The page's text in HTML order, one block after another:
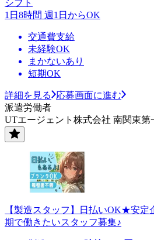
シフト
1日8時間 週1日からOK
交通費支給
未経験OK
まかないあり
短期OK
詳細を見る
応募画面に進む
派遣労働者
UTエージェント株式会社 南関東第
【製造スタッフ】日払いOK★安定
期で働きたいスタッフ募集♪